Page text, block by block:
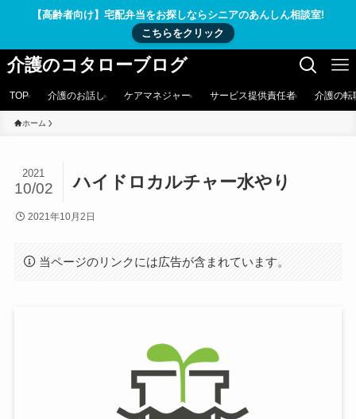
【高齢者向け】宅配弁当をお探しならシニアのあんしん相談室!
こちらをクリック
介護のコタローブログ
TOP 介護のお話し ケアマネジャー サービス提供責任者 介護の転
ホーム
ハイドロカルチャー水やり
2021
10/02
2021年10月2日
当ページのリンクには広告が含まれています。